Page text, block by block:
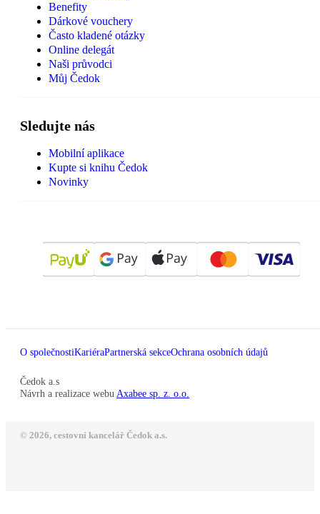
Benefity
Dárkové vouchery
Často kladené otázky
Online delegát
Naši průvodci
Můj Čedok
Sledujte nás
Mobilní aplikace
Kupte si knihu Čedok
Novinky
O společnostiKariéraPartnerská sekceOchrana osobních údajů
Čedok a.s
Návrh a realizace webu Axabee sp. z. o.o.
© 2026, cestovní kancelář Čedok a.s.